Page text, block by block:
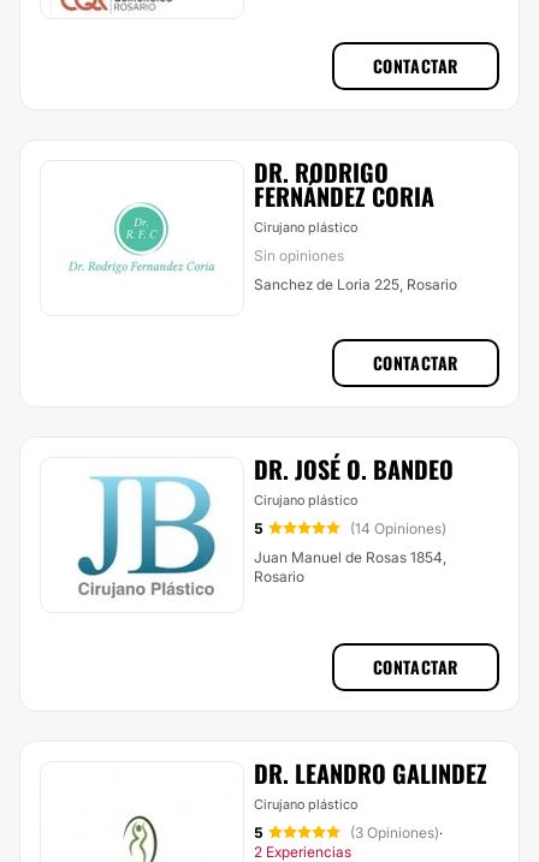
CONTACTAR
DR. RODRIGO
FERNÁNDEZ CORIA
Cirujano plástico
Sin opiniones
Sanchez de Loria 225, Rosario
CONTACTAR
DR. JOSÉ O. BANDEO
Cirujano plástico
5
(14 Opiniones)
Juan Manuel de Rosas 1854,
Rosario
CONTACTAR
DR. LEANDRO GALINDEZ
Cirujano plástico
5 (3 Opiniones)·
2 Experiencias